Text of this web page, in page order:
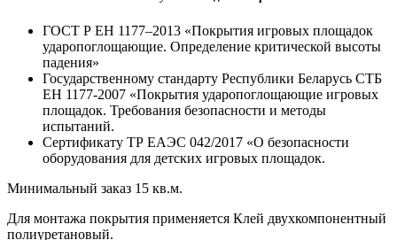
ГОСТ Р ЕН 1177–2013 «Покрытия игровых площадок
ударопоглощающие. Определение критической высоты
падения»
Государственному стандарту Республики Беларусь СТБ
ЕН 1177-2007 «Покрытия ударопоглощающие игровых
площадок. Требования безопасности и методы
испытаний.
Сертификату ТР ЕАЭС 042/2017 «О безопасности
оборудования для детских игровых площадок.
Минимальный заказ 15 кв.м.
Для монтажа покрытия применяется Клей двухкомпонентный
полиуретановый.